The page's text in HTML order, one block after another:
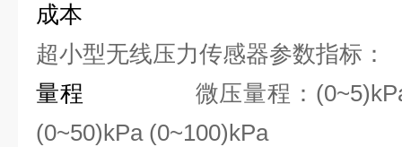
成本
超小型无线压力传感器参数指标：
量程 微压量程：
(0~50)kPa (0~100)kPa